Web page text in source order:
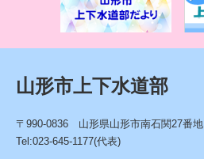
情
報
山形市上下水道部
〒990-0836 山形県山形市南石関27番地
Tel:023-645-1177(代表)